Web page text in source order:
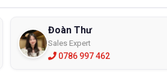
Đoàn Thư
Sales Expert
0786 997 462